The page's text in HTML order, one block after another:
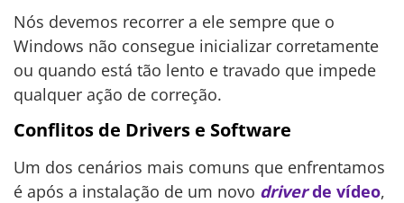
Nós devemos recorrer a ele sempre que o
Windows não consegue inicializar corretamente
ou quando está tão lento e travado que impede
qualquer ação de correção.
Conflitos de Drivers e Software
Um dos cenários mais comuns que enfrentamos
é após a instalação de um novo driverde vídeo,